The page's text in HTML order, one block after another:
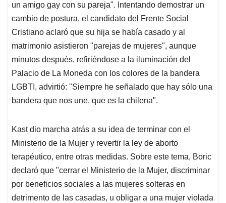
un amigo gay con su pareja". Intentando demostrar un
cambio de postura, el candidato del Frente Social
Cristiano aclaró que su hija se había casado y al
matrimonio asistieron "parejas de mujeres", aunque
minutos después, refiriéndose a la iluminación del
Palacio de La Moneda con los colores de la bandera
LGBTI, advirtió: "Siempre he señalado que hay sólo una
bandera que nos une, que es la chilena".
Kast dio marcha atrás a su idea de terminar con el
Ministerio de la Mujer y revertir la ley de aborto
terapéutico, entre otras medidas. Sobre este tema, Boric
declaró que "cerrar el Ministerio de la Mujer, discriminar
por beneficios sociales a las mujeres solteras en
detrimento de las casadas, u obligar a una mujer violada